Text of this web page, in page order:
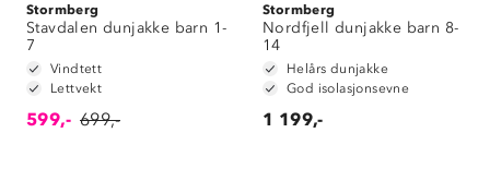
Stormberg
Stavdalen dunjakke barn 1-
7
Vindtett
Lettvekt
599,- 699,-
Stormberg
Nordfjell dunjakke barn 8-
14
Helårs dunjakke
God isolasjonsevne
1 199,-